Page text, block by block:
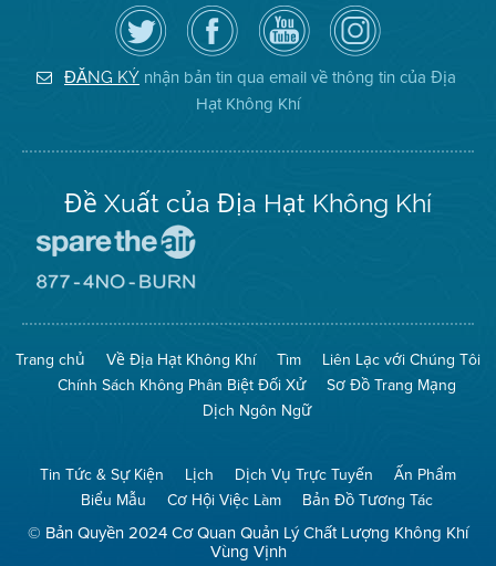
Hãy
theo
dõi
Địa
Hạt
Không
Truy
cập
Trang
Facebook
của
Địa
Hạt
Kênh
YouTube
của
Địa
Hạt
Không
Khí
Air
District
on
Instagram
ĐĂNG KÝ nhận bản tin qua email về thông tin của Địa
Hạt Không Khí
Đề Xuất của Địa Hạt Không Khí
The
(Bảo
Toàn
Không
Khí)
Mạng
No
Burn
(Không
Đốt)
Trang chủ Về Địa Hạt Không Khí Tìm
Liên Lạc với Chúng Tôi
Chính Sách Không Phân Biệt Đối Xử
Sơ Đồ Trang Mạng
Dịch Ngôn Ngữ
Tin Tức & Sự Kiện Lịch Dịch Vụ Trực Tuyến
Ấn Phẩm
Biểu Mẫu
Cơ Hội Việc Làm Bản Đồ Tương Tác
© Bản Quyền 2024 Cơ Quan Quản Lý Chất Lượng Không Khí
Vùng Vịnh